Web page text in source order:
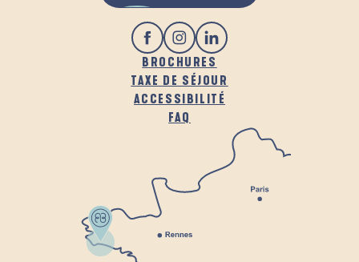
BROCHURES
TAXE DE SÉJOUR
ACCESSIBILITÉ
FAQ